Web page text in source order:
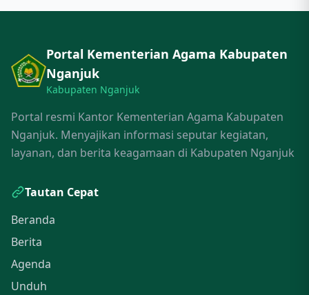
Portal Kementerian Agama Kabupaten
Nganjuk
Kabupaten Nganjuk
Portal resmi Kantor Kementerian Agama Kabupaten
Nganjuk. Menyajikan informasi seputar kegiatan,
layanan, dan berita keagamaan di Kabupaten Nganjuk
Tautan Cepat
Beranda
Berita
Agenda
Unduh